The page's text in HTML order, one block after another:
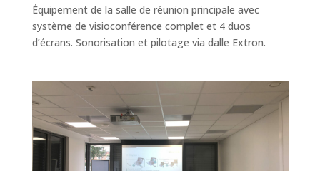
Équipement de la salle de réunion principale avec
système de visioconférence complet et 4 duos
d’écrans. Sonorisation et pilotage via dalle Extron.